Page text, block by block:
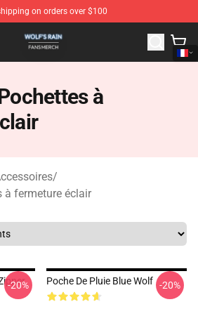
on orders over $100
- Official Wolf's Rain Merchandise Store
à
/
à fermeture éclair
-20% Poche De Pluie Blue Wolf -20%